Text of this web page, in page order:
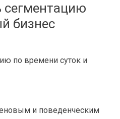
сегментацию
бизнес
по времени суток и
и поведенческим